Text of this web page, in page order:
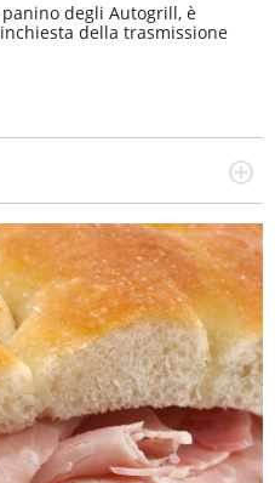
degli Autogrill, è
della trasmissione
oltre dieci anni si occupa di
di sport, attualità,
e videogame.